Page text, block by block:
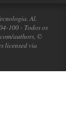
Al.
100 - Todos os
authors, ©
licensed via